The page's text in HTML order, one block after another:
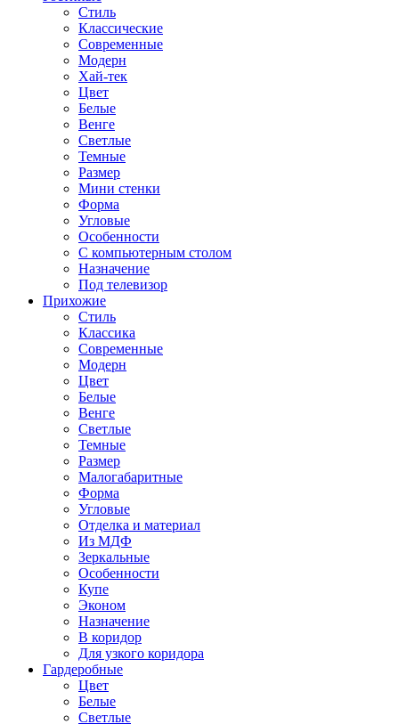
Стиль
Классические
Современные
Модерн
Хай-тек
Цвет
Белые
Венге
Светлые
Темные
Размер
Мини стенки
Форма
Угловые
Особенности
С компьютерным столом
Назначение
Под телевизор
Прихожие
Стиль
Классика
Современные
Модерн
Цвет
Белые
Венге
Светлые
Темные
Размер
Малогабаритные
Форма
Угловые
Отделка и материал
Из МДФ
Зеркальные
Особенности
Купе
Эконом
Назначение
В коридор
Для узкого коридора
Гардеробные
Цвет
Белые
Светлые